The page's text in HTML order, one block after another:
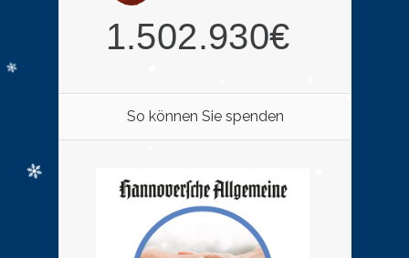
So können Sie spenden